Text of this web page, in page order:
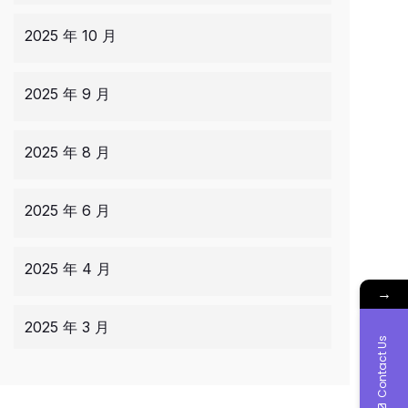
2025 年 10 月
2025 年 9 月
2025 年 8 月
2025 年 6 月
2025 年 4 月
2025 年 3 月
→
Contact Us